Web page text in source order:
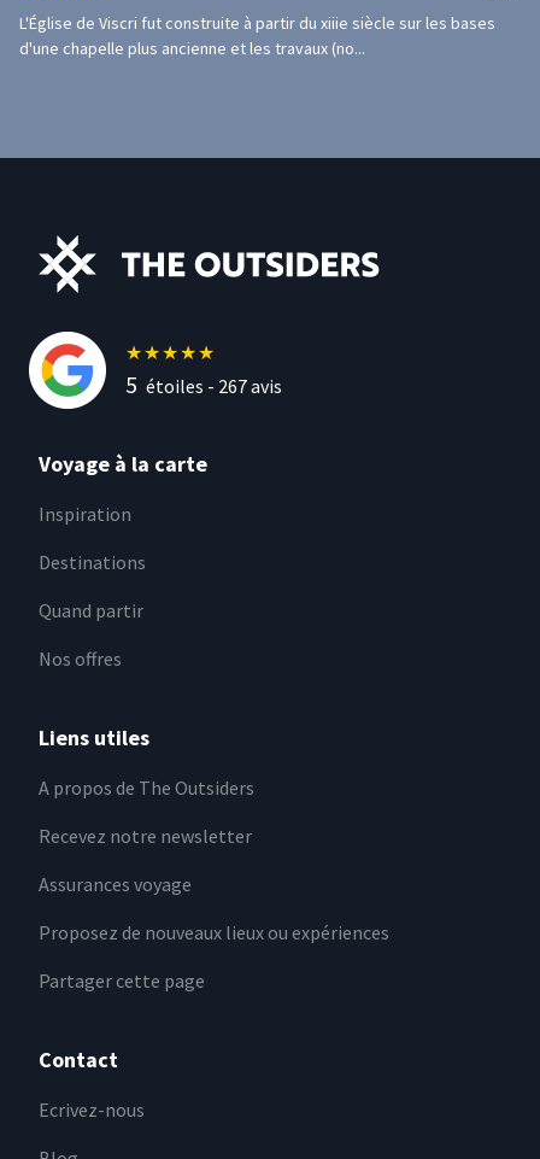
L'Église de Viscri fut construite à partir du xiiie siècle sur les bases
d'une chapelle plus ancienne et les travaux (no...
★★★★★
5 étoiles - 267avis
Voyage à la carte
Inspiration
Destinations
Quand partir
Nos offres
Liens utiles
A propos de The Outsiders
Recevez notre newsletter
Assurances voyage
Proposez de nouveaux lieux ou expériences
Partager cette page
Contact
Ecrivez-nous